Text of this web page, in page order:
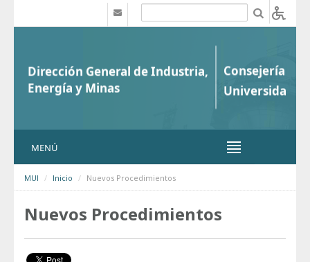
MENÚ
MUI Inicio Nuevos Procedimientos
Nuevos Procedimientos